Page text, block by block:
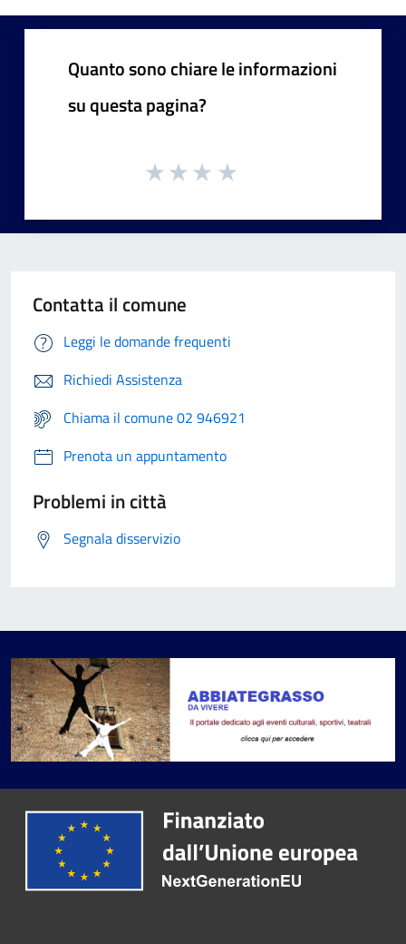
Quanto sono chiare le informazioni
su questa pagina?
Contatta il comune
Leggi le domande frequenti
Richiedi Assistenza
Chiama il comune 02 946921
Prenota un appuntamento
Problemi in città
Segnala disservizio